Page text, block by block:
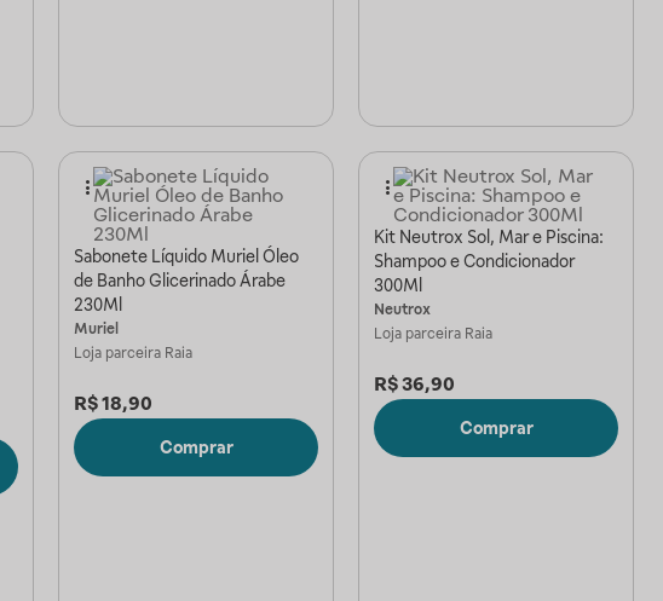
Sabonete Líquido Muriel Óleo
de Banho Glicerinado Árabe
230Ml
Muriel
Loja parceira Raia
R$18,90
Comprar
Kit Neutrox Sol, Mar e Piscina:
Shampoo e Condicionador
300Ml
Neutrox
Loja parceira Raia
R$36,90
Comprar